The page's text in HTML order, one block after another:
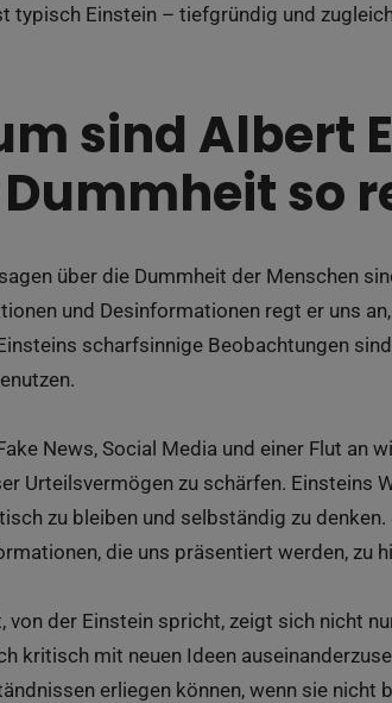
typisch Einstein – tiefgründig und
sind Albert
so
über die Dummheit der Menschen
und Desinformationen regt er uns
scharfsinnige Beobachtungen
News, Social Media und einer Flut
Urteilsvermögen zu schärfen. Einsteins
zu bleiben und selbständig zu
die uns präsentiert werden, zu
von der Einstein spricht, zeigt sich nicht
kritisch mit neuen Ideen
erliegen können, wenn sie nicht